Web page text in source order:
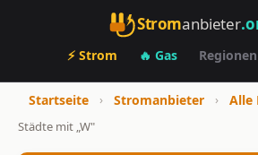
Stromanbieter
⚡ Strom 🔥 Gas Regionen
Startseite › Stromanbieter › Alle
Städte mit „W"